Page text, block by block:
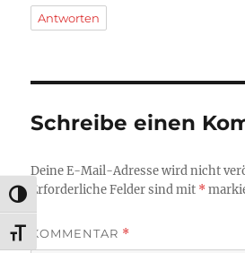
UMSCHALTEN AUF HOHE
SCHRIFT VERGRÖSSERN
Antworten
Schreibe einen
Deine E-Mail-Adresse wird nicht
Erforderliche Felder sind mit *
KOMMENTAR *